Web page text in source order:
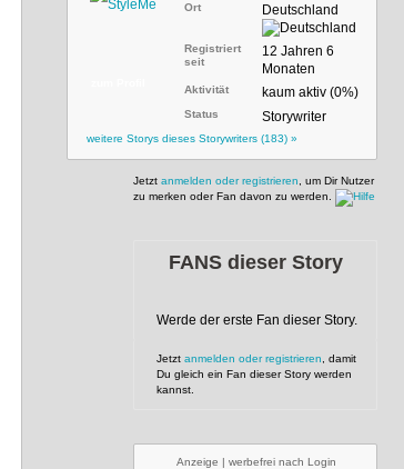
Ort Deutschland
Registriert
seit
12 Jahren 6
Monaten
Aktivität kaum aktiv (0%)
Status Storywriter
weitere Storys dieses Storywriters (183) »
Jetzt anmelden oder registrieren , um Dir Nutzer
zu merken oder Fan davon zu werden.
FANS dieser Story
Werde der erste Fan dieser Story.
Jetzt anmelden oder registrieren , damit
Du gleich ein Fan dieser Story werden
kannst.
Anzeige | werbefrei nach Login